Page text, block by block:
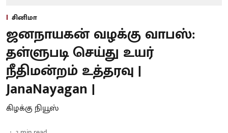
சினிமா
ஜனநாயகன் வழக்கு வாபஸ்:
தள்ளுபடி செய்து உயர்
நீதிமன்றம் உத்தரவு |
JanaNayagan |
கிழக்கு நியூஸ்